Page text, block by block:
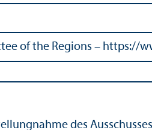
of the Regions – https://
des